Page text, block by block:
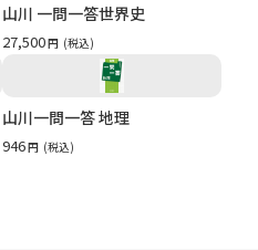
山川 一問一答世界史
27,500円 (税込)
山川一問一答 地理
946円 (税込)